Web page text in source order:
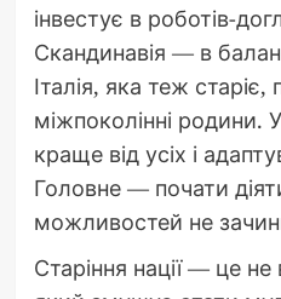
інвестує в роботів-
Скандинавія — в
Італія, яка теж старіє,
міжпоколінні родини.
краще від усіх і
Головне — почати
можливостей не
Старіння нації — це